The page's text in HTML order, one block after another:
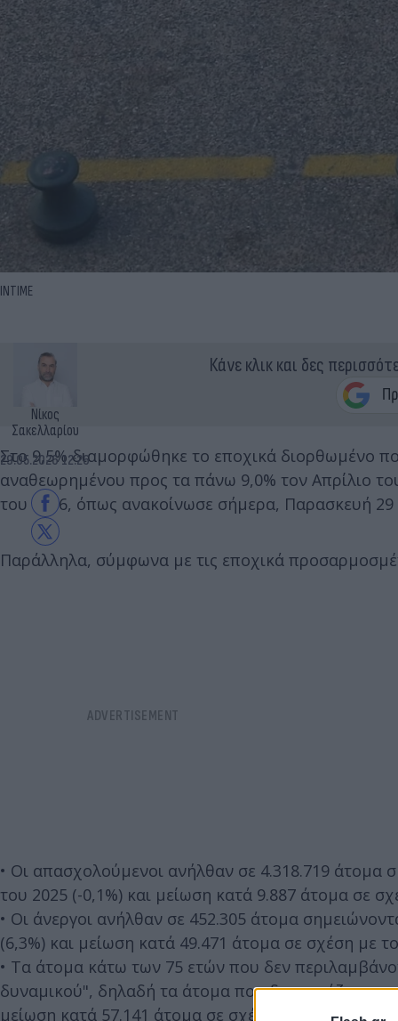
INTIME
Νίκος
Σακελλαρίου
29.05.2026 12:26
Κάνε κλικ και δες
Στο 9,5% διαμορφώθηκε το εποχικά διορθωμένο
αναθεωρημένου προς τα πάνω 9,0% τον Απρίλιο
του 2026, όπως ανακοίνωσε σήμερα, Παρασκευή
Παράλληλα, σύμφωνα με τις εποχικά
• Οι απασχολούμενοι ανήλθαν σε 4.318.719 άτομα
του 2025 (-0,1%) και μείωση κατά 9.887 άτομα σε
• Οι άνεργοι ανήλθαν σε 452.305 άτομα
(6,3%) και μείωση κατά 49.471 άτομα σε σχέση με
• Τα άτομα κάτω των 75 ετών που δεν
δυναμικού", δηλαδή τα άτομα που δεν εργάζονται
μείωση κατά 57.141 άτομα σε σχέση με τον